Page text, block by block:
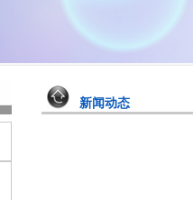
新闻动态